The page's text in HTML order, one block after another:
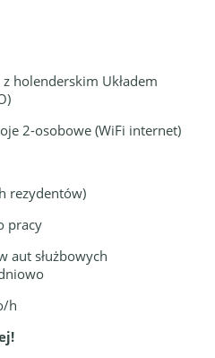
holenderskim Układem
2-osobowe (WiFi internet)
rezydentów)
pracy
aut służbowych
h